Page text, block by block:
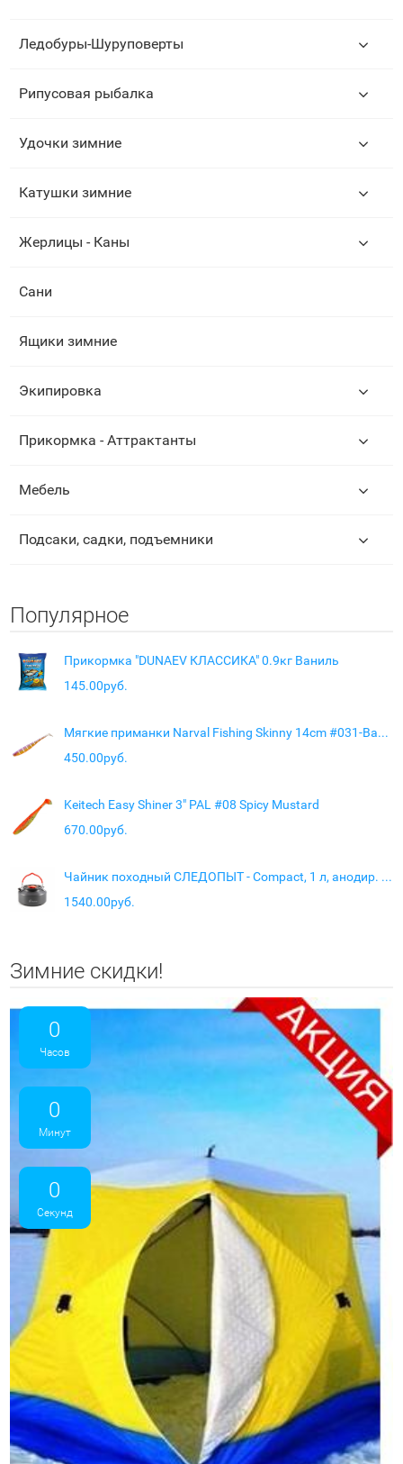
Ледобуры-Шуруповерты
Рипусовая рыбалка
Удочки зимние
Катушки зимние
Жерлицы - Каны
Сани
Ящики зимние
Экипировка
Прикормка - Аттрактанты
Мебель
Подсаки, садки, подъемники
Популярное
Прикормка "DUNAEV КЛАССИКА" 0.9кг Ваниль
145.00руб.
Мягкие приманки Narval Fishing Skinny 14cm #031-Baby Chu
450.00руб.
Keitech Easy Shiner 3" PAL #08 Spicy Mustard
670.00руб.
Чайник походный СЛЕДОПЫТ - Compact, 1 л, анодир. алюм.
1540.00руб.
Зимние скидки!
0
Часов
0
Минут
0
Секунд